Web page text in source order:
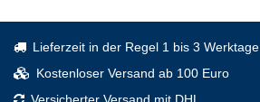
Lieferzeit in der Regel 1 bis 3 Werktage
Kostenloser Versand ab 100 Euro
Versicherter Versand mit DHL